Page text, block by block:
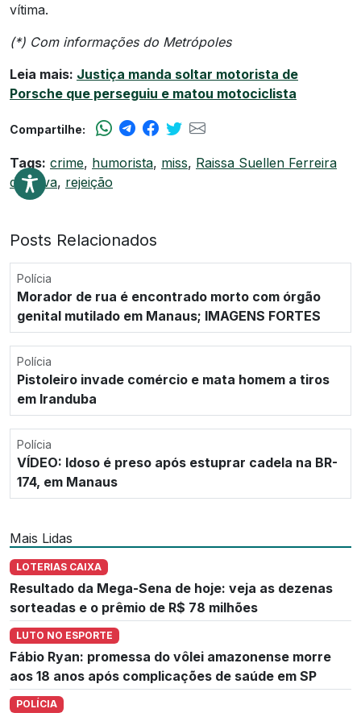
vítima.
(*) Com informações do Metrópoles
Leia mais: Justiça manda soltar motorista de
Porsche que perseguiu e matou motociclista
Compartilhe:
Tags: crime, humorista, miss, Raissa Suellen Ferreira
da Silva, rejeição
Posts Relacionados
Polícia
Morador de rua é encontrado morto com órgão
genital mutilado em Manaus; IMAGENS FORTES
Polícia
Pistoleiro invade comércio e mata homem a tiros
em Iranduba
Polícia
VÍDEO: Idoso é preso após estuprar cadela na BR-
174, em Manaus
Mais Lidas
LOTERIAS CAIXA
Resultado da Mega-Sena de hoje: veja as dezenas
sorteadas e o prêmio de R$ 78 milhões
LUTO NO ESPORTE
Fábio Ryan: promessa do vôlei amazonense morre
aos 18 anos após complicações de saúde em SP
POLÍCIA